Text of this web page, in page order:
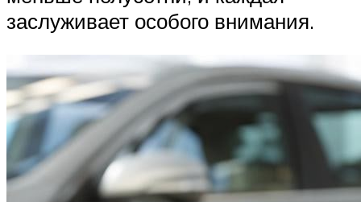
заслуживает особого внимания.